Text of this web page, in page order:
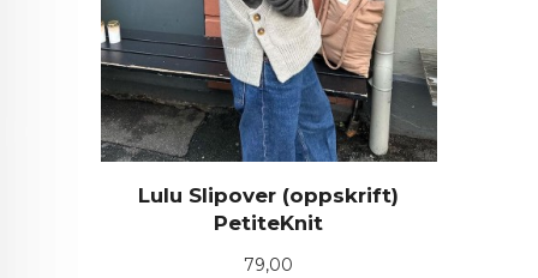
Lulu Slipover (oppskrift)
PetiteKnit
Pris
79,00